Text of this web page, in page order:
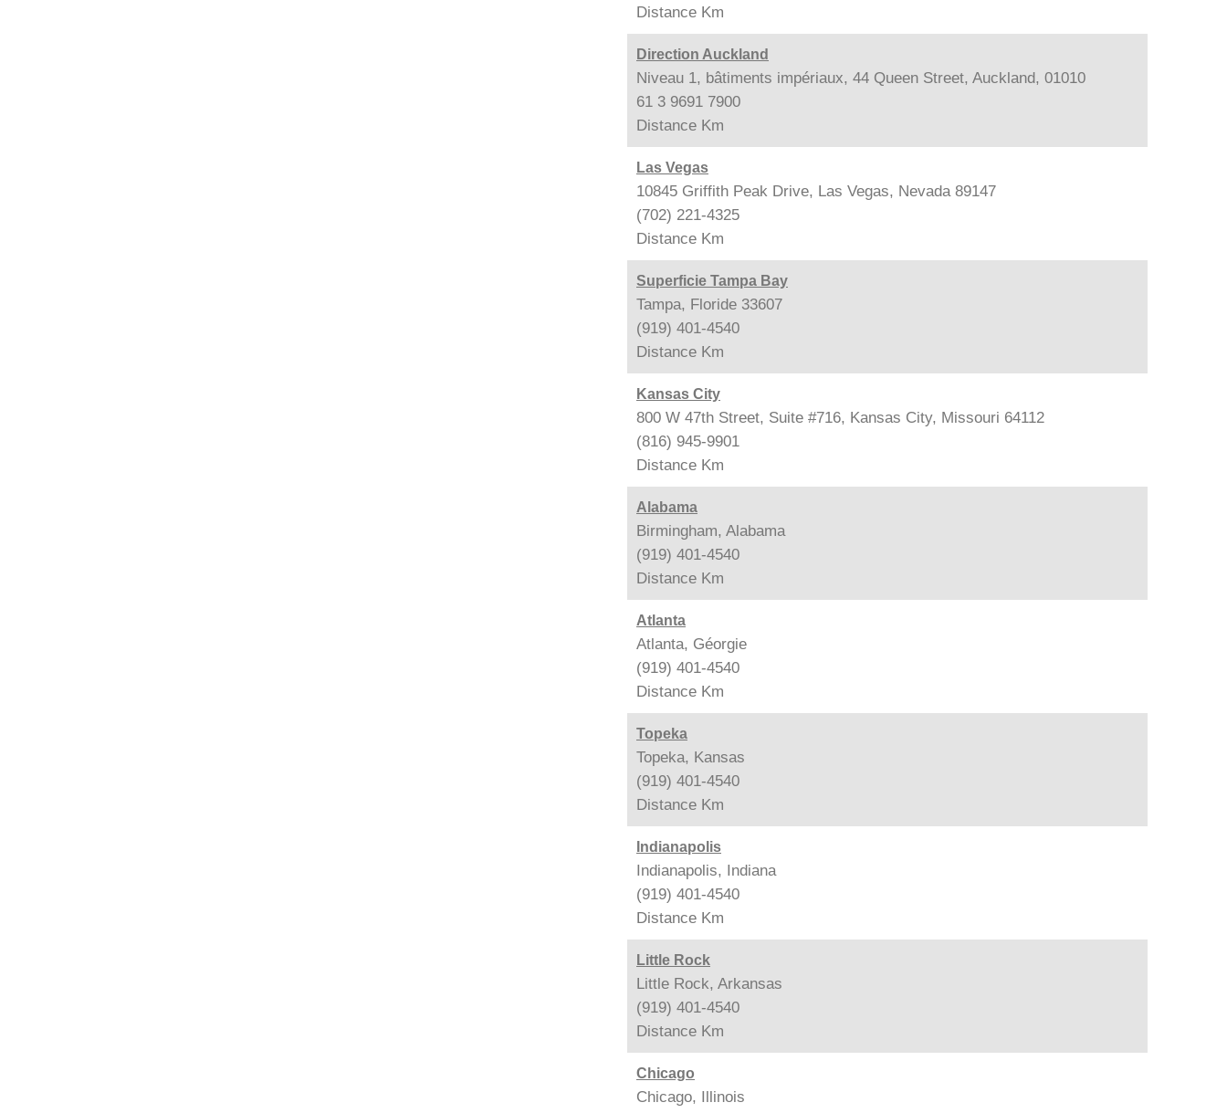
Distance Km
Direction Auckland
Niveau 1, bâtiments impériaux, 44 Queen Street, Auckland, 01010
61 3 9691 7900
Distance Km
Las Vegas
10845 Griffith Peak Drive, Las Vegas, Nevada 89147
(702) 221-4325
Distance Km
Superficie Tampa Bay
Tampa, Floride 33607
(919) 401-4540
Distance Km
Kansas City
800 W 47th Street, Suite #716, Kansas City, Missouri 64112
(816) 945-9901
Distance Km
Alabama
Birmingham, Alabama
(919) 401-4540
Distance Km
Atlanta
Atlanta, Géorgie
(919) 401-4540
Distance Km
Topeka
Topeka, Kansas
(919) 401-4540
Distance Km
Indianapolis
Indianapolis, Indiana
(919) 401-4540
Distance Km
Little Rock
Little Rock, Arkansas
(919) 401-4540
Distance Km
Chicago
Chicago, Illinois